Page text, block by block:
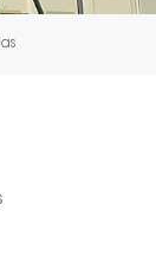
português